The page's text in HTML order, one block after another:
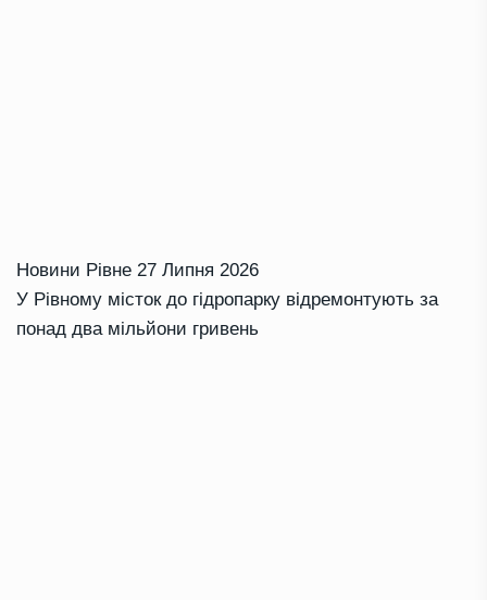
Новини Рівне 27 Липня 2026
У Рівному місток до гідропарку відремонтують за
понад два мільйони гривень